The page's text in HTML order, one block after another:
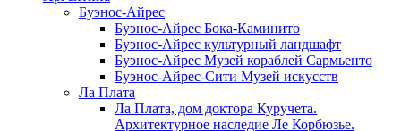
Буэнос-Айрес
Буэнос-Айрес Бока-Каминито
Буэнос-Айрес культурный ландшафт
Буэнос-Айрес Музей кораблей Сармьенто
Буэнос-Айрес-Сити Музей искусств
Ла Плата
Ла Плата, дом доктора Куручета.
Архитектурное наследие Ле Корбюзье.